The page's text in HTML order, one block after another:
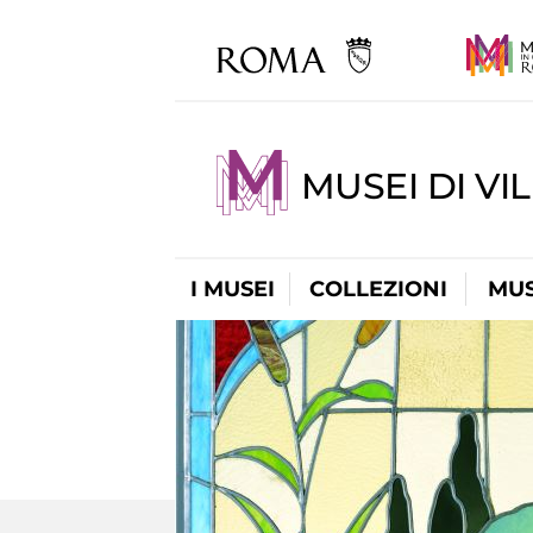
MUSEI DI
I MUSEI COLLEZIONI